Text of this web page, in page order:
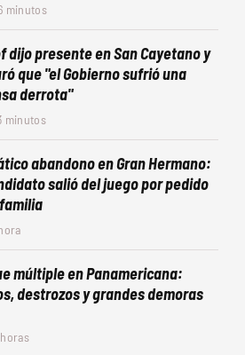
minutos
dijo presente en San Cayetano y
que "el Gobierno sufrió una
derrota"
minutos
abandono en Gran Hermano:
salió del juego por pedido
múltiple en Panamericana:
destrozos y grandes demoras